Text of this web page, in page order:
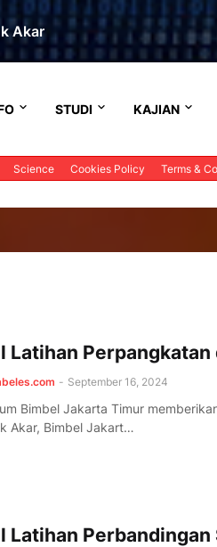
Akar
STUDI KAJIAN
Science Cookies Policy Terms &
Latihan
- September 16, 2024
Bimbel Jakarta Timur
Akar, Bimbel Jakart…
Latihan Perbandingan